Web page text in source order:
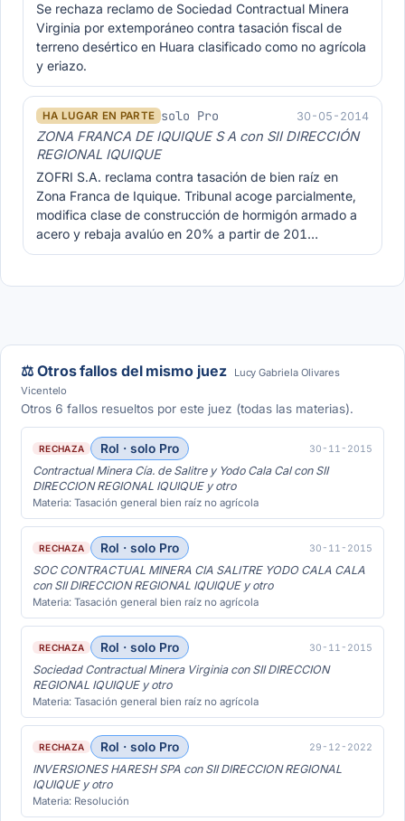
Se rechaza reclamo de Sociedad Contractual Minera
Virginia por extemporáneo contra tasación fiscal de
terreno desértico en Huara clasificado como no agrícola
y eriazo.
HA LUGAR EN PARTE solo Pro 30-05-2014
ZONA FRANCA DE IQUIQUE S A con SII DIRECCIÓN
REGIONAL IQUIQUE
ZOFRI S.A. reclama contra tasación de bien raíz en
Zona Franca de Iquique. Tribunal acoge parcialmente,
modifica clase de construcción de hormigón armado a
acero y rebaja avalúo en 20% a partir de 201…
⚖️ Otros fallos del mismo juez
Lucy Gabriela Olivares
Vicentelo
Otros 6 fallos resueltos por este juez (todas las materias).
RECHAZA Rol · solo Pro 30-11-2015
Contractual Minera Cía. de Salitre y Yodo Cala Cal con SII
DIRECCION REGIONAL IQUIQUE y otro
Materia: Tasación general bien raíz no agrícola
RECHAZA Rol · solo Pro 30-11-2015
SOC CONTRACTUAL MINERA CIA SALITRE YODO CALA CALA
con SII DIRECCION REGIONAL IQUIQUE y otro
Materia: Tasación general bien raíz no agrícola
RECHAZA Rol · solo Pro 30-11-2015
Sociedad Contractual Minera Virginia con SII DIRECCION
REGIONAL IQUIQUE y otro
Materia: Tasación general bien raíz no agrícola
RECHAZA Rol · solo Pro 29-12-2022
INVERSIONES HARESH SPA con SII DIRECCION REGIONAL
IQUIQUE y otro
Materia: Resolución